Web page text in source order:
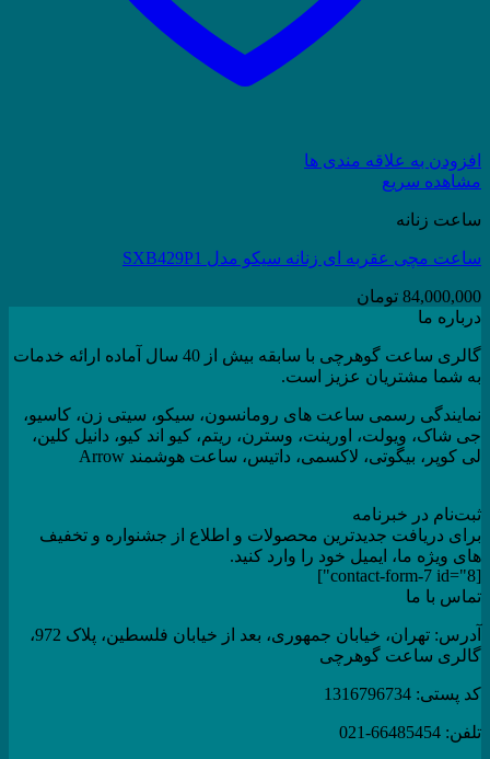
افزودن به علاقه مندی ها
مشاهده سریع
ساعت زنانه
ساعت مچی عقربه ای زنانه سیکو مدل SXB429P1
84,000,000 تومان
درباره ما
گالری ساعت گوهرچی با سابقه بیش از 40 سال آماده ارائه خدمات
به شما مشتریان عزیز است.
نمایندگی رسمی ساعت های رومانسون، سیکو، سیتی زن، کاسیو،
جی شاک، ویولت، اورینت، وسترن، ریتم، کیو اند کیو، دانیل کلین،
لی کوپر، بیگوتی، لاکسمی، داتیس، ساعت هوشمند Arrow
ثبت‌نام در خبرنامه
برای دریافت جدیدترین محصولات و اطلاع از جشنواره و تخفیف
های ویژه ما، ایمیل خود را وارد کنید.
[contact-form-7 id="8"]
تماس با ما
آدرس: تهران، خیابان جمهوری، بعد از خیابان فلسطین، پلاک 972،
گالری ساعت گوهرچی
کد پستی: 1316796734
تلفن: 66485454-021